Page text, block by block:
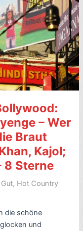
– Wer
Braut
Kajol;
8 Sterne
Gut, Hot Country
die schöne
und